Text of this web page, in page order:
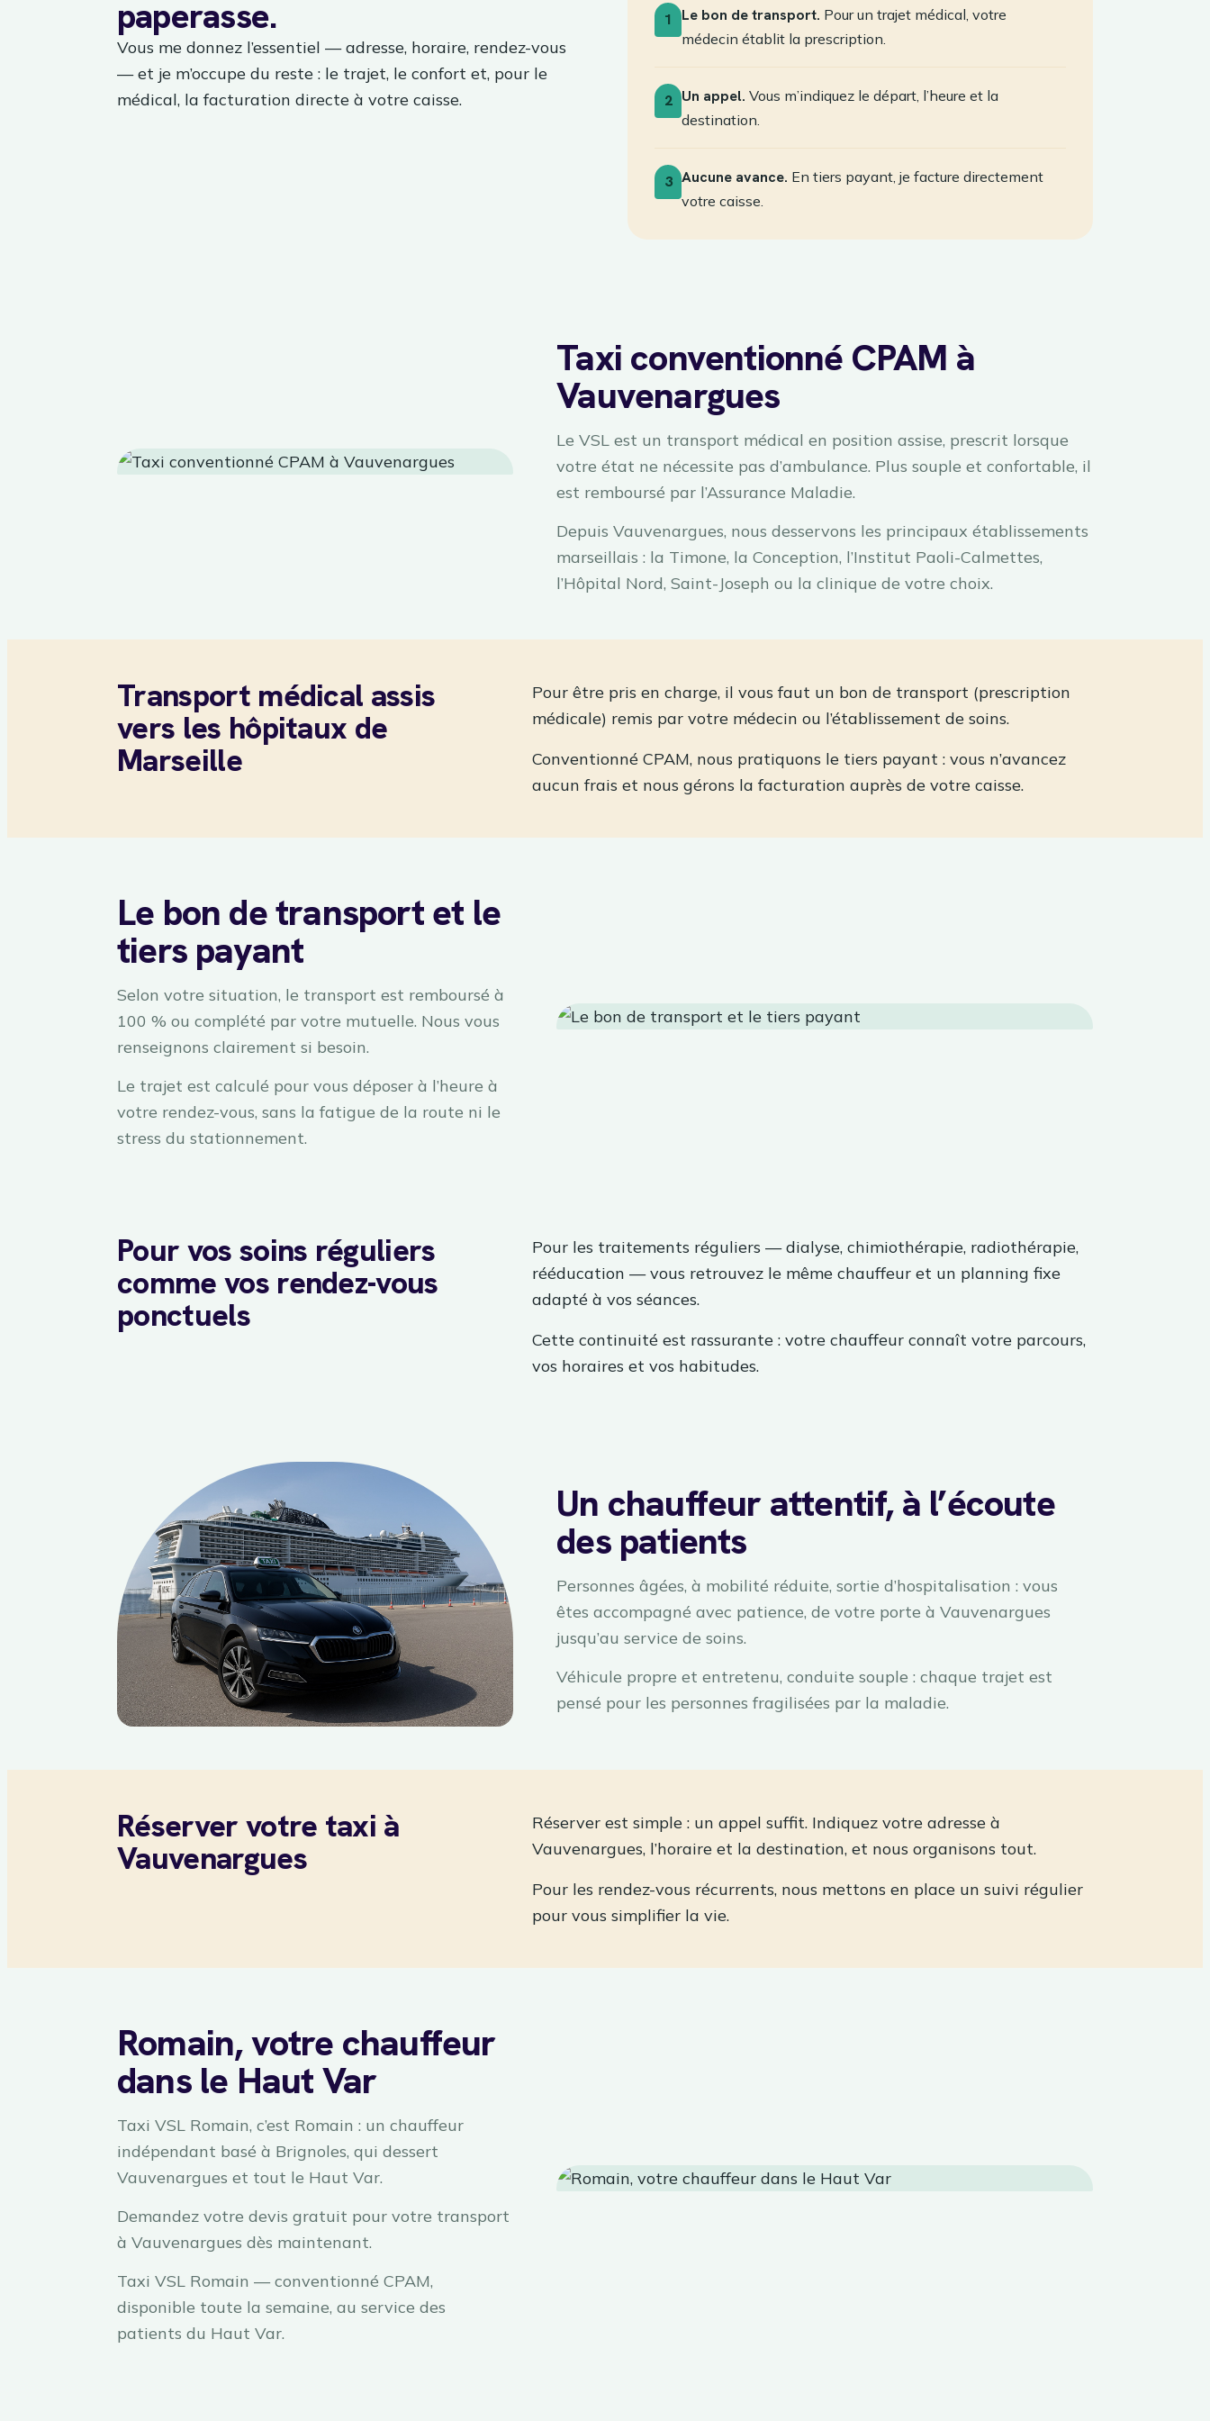
paperasse.
Vous me donnez l’essentiel — adresse, horaire, rendez-vous
— et je m’occupe du reste : le trajet, le confort et, pour le
médical, la facturation directe à votre caisse.
1 Le bon de transport. Pour un trajet médical, votre
médecin établit la prescription.
2 Un appel. Vous m’indiquez le départ, l’heure et la
destination.
3 Aucune avance. En tiers payant, je facture directement
votre caisse.
Taxi conventionné CPAM à
Vauvenargues
Le VSL est un transport médical en position assise, prescrit lorsque
votre état ne nécessite pas d’ambulance. Plus souple et confortable, il
est remboursé par l’Assurance Maladie.
Depuis Vauvenargues, nous desservons les principaux établissements
marseillais : la Timone, la Conception, l’Institut Paoli-Calmettes,
l’Hôpital Nord, Saint-Joseph ou la clinique de votre choix.
Transport médical assis
vers les hôpitaux de
Marseille
Pour être pris en charge, il vous faut un bon de transport (prescription
médicale) remis par votre médecin ou l’établissement de soins.
Conventionné CPAM, nous pratiquons le tiers payant : vous n’avancez
aucun frais et nous gérons la facturation auprès de votre caisse.
Le bon de transport et le
tiers payant
Selon votre situation, le transport est remboursé à
100 % ou complété par votre mutuelle. Nous vous
renseignons clairement si besoin.
Le trajet est calculé pour vous déposer à l’heure à
votre rendez-vous, sans la fatigue de la route ni le
stress du stationnement.
Pour vos soins réguliers
comme vos rendez-vous
ponctuels
Pour les traitements réguliers — dialyse, chimiothérapie, radiothérapie,
rééducation — vous retrouvez le même chauffeur et un planning fixe
adapté à vos séances.
Cette continuité est rassurante : votre chauffeur connaît votre parcours,
vos horaires et vos habitudes.
Un chauffeur attentif, à l’écoute
des patients
Personnes âgées, à mobilité réduite, sortie d’hospitalisation : vous
êtes accompagné avec patience, de votre porte à Vauvenargues
jusqu’au service de soins.
Véhicule propre et entretenu, conduite souple : chaque trajet est
pensé pour les personnes fragilisées par la maladie.
Réserver votre taxi à
Vauvenargues
Réserver est simple : un appel suffit. Indiquez votre adresse à
Vauvenargues, l’horaire et la destination, et nous organisons tout.
Pour les rendez-vous récurrents, nous mettons en place un suivi régulier
pour vous simplifier la vie.
Romain, votre chauffeur
dans le Haut Var
Taxi VSL Romain, c’est Romain : un chauffeur
indépendant basé à Brignoles, qui dessert
Vauvenargues et tout le Haut Var.
Demandez votre devis gratuit pour votre transport
à Vauvenargues dès maintenant.
Taxi VSL Romain — conventionné CPAM,
disponible toute la semaine, au service des
patients du Haut Var.